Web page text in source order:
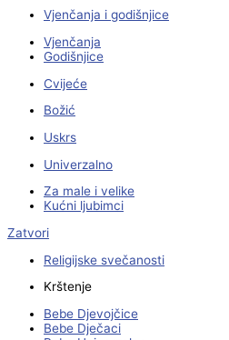
Vjenčanja i godišnjice
Vjenčanja
Godišnjice
Cvijeće
Božić
Uskrs
Univerzalno
Za male i velike
Kućni ljubimci
Zatvori
Religijske svečanosti
Krštenje
Bebe Djevojčice
Bebe Dječaci